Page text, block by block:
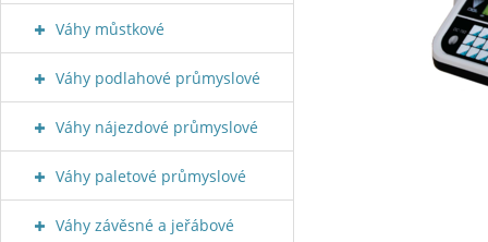
Váhy můstkové
Váhy podlahové průmyslové
Váhy nájezdové průmyslové
Váhy paletové průmyslové
Váhy závěsné a jeřábové